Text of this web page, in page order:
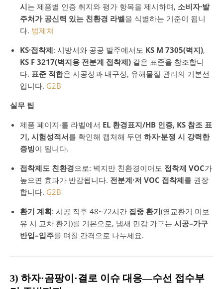
시는 제품별 인증 취지와 평가 항목을 제시하며, 소비자·발
주처가 공신력 있는 친환경 라벨을 식별하는 기준이 됩니
다. 법제처
KS·접착제: 시방서와 공공 발주에서도 KS M 7305(벽지),
KS F 3217(벽지용 전분계 접착제) 같은 표준을 참조합니
다. 표준 적합은 시공성과 내구성, 유해물질 관리의 기본선
입니다. G2B
실무 팁
제품 페이지·롤 라벨에서 EL 환경표지/HB 인증, KS 참조 표
기, 시험성적서를 확인해 캡처해 두면 하자·분쟁 시 강력한
증빙이 됩니다.
접착제도 친환경으로: 벽지만 친환경이어도 접착제 VOC가
높으면 효과가 반감됩니다. 전분계·저 VOC 접착제를 권장
합니다. G2B
환기 계획: 시공 직후 48~72시간 집중 환기(열교환기 미보
유 시 교차 환기)를 기본으로, 냄새 민감 가구는 시공–가구
반입–입주를 며칠 간격으로 나누세요.
3) 하자·곰팡이·결로 이슈 대응—수선 접수부